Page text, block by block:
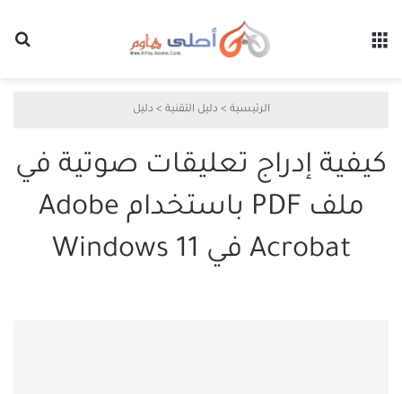
الرئيسية > دليل التقنية > دليل
كيفية إدراج تعليقات صوتية في
ملف PDF باستخدام Adobe
Acrobat في Windows 11